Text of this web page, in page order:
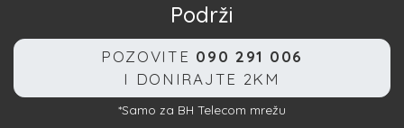
Podrži
POZOVITE 090 291 006
I DONIRAJTE 2KM
*Samo za BH Telecom mrežu